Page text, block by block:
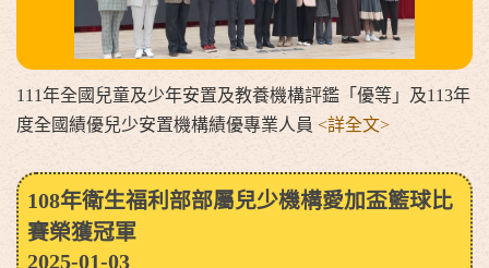
111年全國兒童及少年安置及教養機構評鑑「優等」及113年
度全國績優兒少安置機構績優專業人員 <詳全文>
108年衛生福利部部屬兒少機構愛加盃籃球比
賽榮獲冠軍
2025-01-03